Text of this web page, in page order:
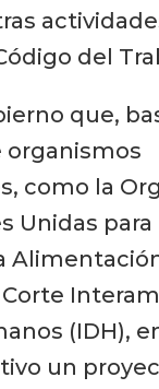
del
que,
organismos
como la
Unidas para
(IDH),
un